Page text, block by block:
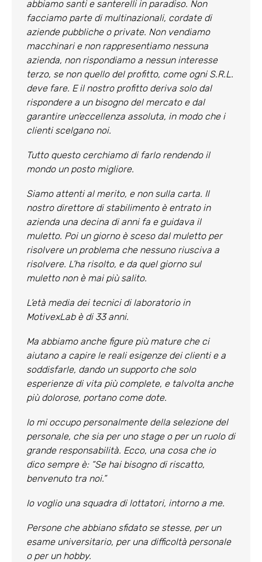
abbiamo santi e santerelli in paradiso. Non
facciamo parte di multinazionali, cordate di
aziende pubbliche o private. Non vendiamo
macchinari e non rappresentiamo nessuna
azienda, non rispondiamo a nessun interesse
terzo, se non quello del profitto, come ogni S.R.L.
deve fare. E il nostro profitto deriva solo dal
rispondere a un bisogno del mercato e dal
garantire un’eccellenza assoluta, in modo che i
clienti scelgano noi.
Tutto questo cerchiamo di farlo rendendo il
mondo un posto migliore.
Siamo attenti al merito, e non sulla carta. Il
nostro direttore di stabilimento è entrato in
azienda una decina di anni fa e guidava il
muletto. Poi un giorno è sceso dal muletto per
risolvere un problema che nessuno riusciva a
risolvere. L’ha risolto, e da quel giorno sul
muletto non è mai più salito.
L’età media dei tecnici di laboratorio in
MotivexLab è di 33 anni.
Ma abbiamo anche figure più mature che ci
aiutano a capire le reali esigenze dei clienti e a
soddisfarle, dando un supporto che solo
esperienze di vita più complete, e talvolta anche
più dolorose, portano come dote.
Io mi occupo personalmente della selezione del
personale, che sia per uno stage o per un ruolo di
grande responsabilità. Ecco, una cosa che io
dico sempre è: “Se hai bisogno di riscatto,
benvenuto tra noi.”
Io voglio una squadra di lottatori, intorno a me.
Persone che abbiano sfidato se stesse, per un
esame universitario, per una difficoltà personale
o per un hobby.